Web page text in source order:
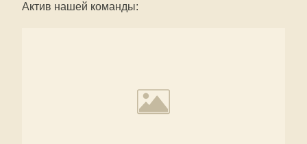
Актив нашей команды: